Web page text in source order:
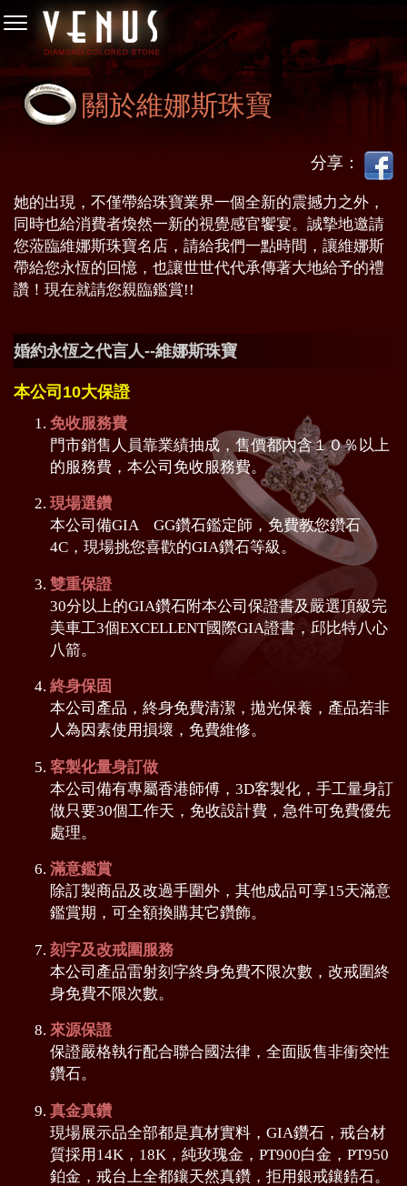
關於維娜斯珠寶
分享：
她的出現，不僅帶給珠寶業界一個全新的震撼力之外，
同時也給消費者煥然一新的視覺感官饗宴。誠摯地邀請
您蒞臨維娜斯珠寶名店，請給我們一點時間，讓維娜斯
帶給您永恆的回憶，也讓世世代代承傳著大地給予的禮
讚！現在就請您親臨鑑賞!!
婚約永恆之代言人--維娜斯珠寶
本公司10大保證
免收服務費
門市銷售人員靠業績抽成，售價都內含１０％以上
的服務費，本公司免收服務費。
現場選鑽
本公司備GIA GG鑽石鑑定師，免費教您鑽石
4C，現場挑您喜歡的GIA鑽石等級。
雙重保證
30分以上的GIA鑽石附本公司保證書及嚴選頂級完
美車工3個EXCELLENT國際GIA證書，邱比特八心
八箭。
終身保固
本公司產品，終身免費清潔，拋光保養，產品若非
人為因素使用損壞，免費維修。
客製化量身訂做
本公司備有專屬香港師傅，3D客製化，手工量身訂
做只要30個工作天，免收設計費，急件可免費優先
處理。
滿意鑑賞
除訂製商品及改過手圍外，其他成品可享15天滿意
鑑賞期，可全額換購其它鑽飾。
刻字及改戒圍服務
本公司產品雷射刻字終身免費不限次數，改戒圍終
身免費不限次數。
來源保證
保證嚴格執行配合聯合國法律，全面販售非衝突性
鑽石。
真金真鑽
現場展示品全部都是真材實料，GIA鑽石，戒台材
質採用14K，18K，純玫瑰金，PT900白金，PT950
鉑金，戒台上全都鑲天然真鑽，拒用銀戒鑲鋯石。